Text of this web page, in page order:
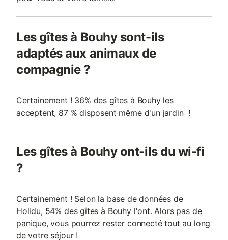
Les gîtes à Bouhy sont-ils
adaptés aux animaux de
compagnie ?
Certainement ! 36% des gîtes à Bouhy les
acceptent, 87 % disposent même d'un jardin !
Les gîtes à Bouhy ont-ils du wi-fi
?
Certainement ! Selon la base de données de
Holidu, 54% des gîtes à Bouhy l'ont. Alors pas de
panique, vous pourrez rester connecté tout au long
de votre séjour !